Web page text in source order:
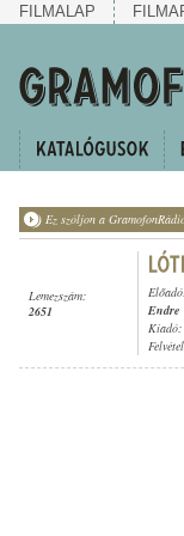
FILMALAP
Ez szóljon a
Lemezszám:
2651
Endre
Kiadó: